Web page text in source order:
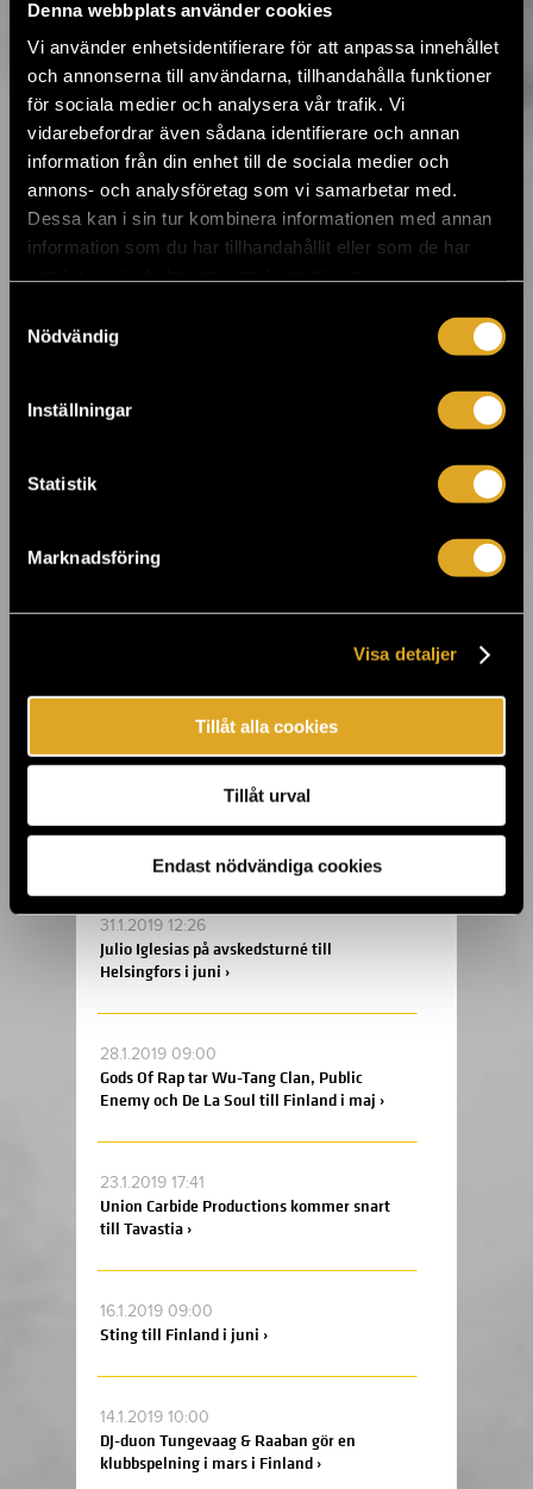
Denna webbplats använder cookies
Vi använder enhetsidentifierare för att anpassa innehållet
och annonserna till användarna, tillhandahålla funktioner
för sociala medier och analysera vår trafik. Vi
vidarebefordrar även sådana identifierare och annan
information från din enhet till de sociala medier och
annons- och analysföretag som vi samarbetar med.
Dessa kan i sin tur kombinera informationen med annan
information som du har tillhandahållit eller som de har
Nödvändig
Inställningar
Statistik
Marknadsföring
Visa detaljer
Tillåt alla cookies
Tillåt urval
Endast nödvändiga cookies
Flow Festival släppte årets tidtabell ›
16.5.2019 12:48
Tvåspråkiga Raseborg Festival hämtar
toppnamn till Karis både från Finland och
Sverige ›
18.3.2019 09:00
Lisa Ekdahl med Vem vet 25 års
Bo Kaspers Orkester återvänder till
berättelser ›
Cleanland-utställning ›
Sami Makkonens Kinahmi-utställning
öppnar porten till Kalevala i Tiketti
Galleria ›
31.1.2019 12:26
Julio Iglesias på avskedsturné till
Helsingfors i juni ›
28.1.2019 09:00
Gods Of Rap tar Wu-Tang Clan, Public
Enemy och De La Soul till Finland i maj ›
23.1.2019 17:41
Union Carbide Productions kommer snart
till Tavastia ›
16.1.2019 09:00
Sting till Finland i juni ›
14.1.2019 10:00
DJ-duon Tungevaag & Raaban gör en
klubbspelning i mars i Finland ›